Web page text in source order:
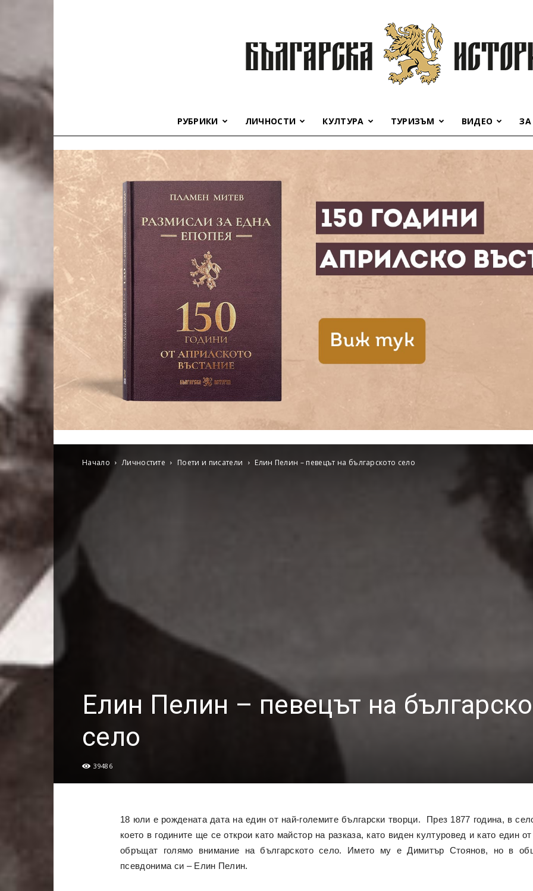
история
РУБРИКИ ЛИЧНОСТИ КУЛТУРА ТУРИЗЪМ ВИДЕО
Начало Личностите Поети и писатели Елин Пелин – певецът на българското село
Елин Пелин – певецът на
село
39486
18 юли е рождената дата на един от най-големите български творци. През 1877 година, в
което в годините ще се открои като майстор на разказа, като виден културовед и като един
обръщат голямо внимание на българското село. Името му е Димитър Стоянов, но в
псевдонима си – Елин Пелин.